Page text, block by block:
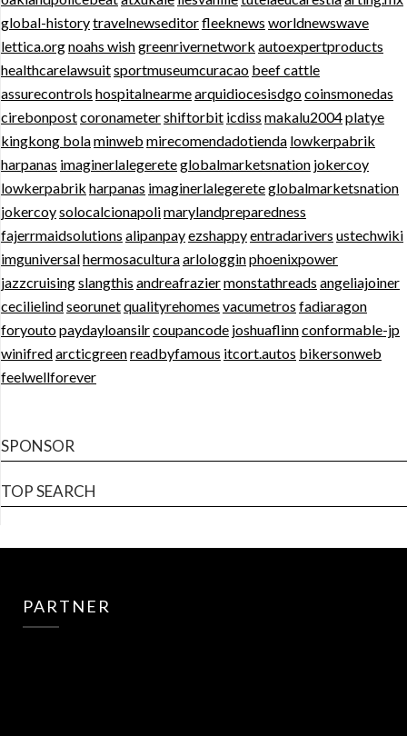
global-historytravelnewseditorfleeknews worldnewswave
lettica.orgnoahs wishgreenrivernetwork autoexpertproducts
healthcarelawsuitsportmuseumcuracao beef cattle
assurecontrols hospitalnearmearquidiocesisdgocoinsmonedas
cirebonpostcoronametershiftorbit icdiss makalu2004platye
kingkong bolaminweb mirecomendadotienda lowkerpabrik
harpanas imaginerlalegereteglobalmarketsnation jokercoy
lowkerpabrik harpanas imaginerlalegereteglobalmarketsnation
jokercoysolocalcionapolimarylandpreparedness
fajerrmaidsolutions alipanpayezshappyentradarivers ustechwiki
imguniversalhermosaculturaarlologginphoenixpower
jazzcruisingslangthis andreafraziermonstathreads angeliajoiner
cecilielindseorunetqualityrehomes vacumetros fadiaragon
foryoutopaydayloansilrcoupancode joshuaflinnconformable-jp
winifredarcticgreenreadbyfamous itcort.autos bikersonweb
feelwellforever
SPONSOR
TOP SEARCH
PARTNER